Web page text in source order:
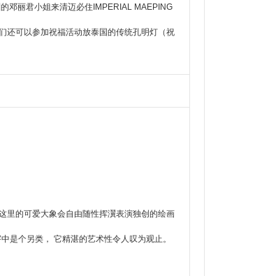
邓丽君小姐来清迈必住IMPERIAL MAEPING
可以参加祝福活动放泰国的传统孔明灯（祝
的可爱大象会自由随性挥瀷表演独创的绘画
个另类， 它精湛的艺术性令人叹为观止。